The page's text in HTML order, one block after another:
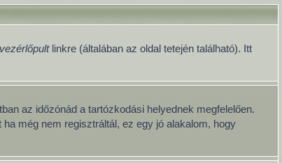
linkre (általában az oldal tetején található). Itt
az időzónád a tartózkodási helyednek megfelelően.
még nem regisztráltál, ez egy jó alakalom, hogy